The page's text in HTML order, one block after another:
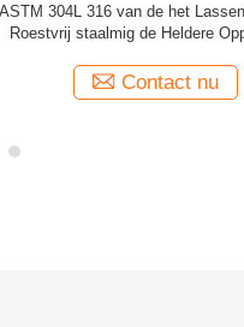
Van het het Roestvrije
A5.20 e71t-GS van de de
Contact nu